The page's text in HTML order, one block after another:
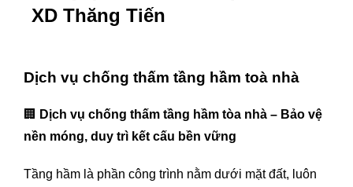
XD Thăng Tiến
Dịch vụ chống thấm tầng hầm toà nhà
🏢
Dịch vụ chống thấm tầng hầm tòa nhà – Bảo vệ
nền móng, duy trì kết cấu bền vững
Tầng hầm là phần công trình nằm dưới mặt đất, luôn